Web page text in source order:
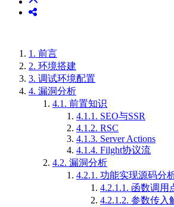
1. 前言
2. 环境搭建
3. 调试环境配置
4. 漏洞分析
4.1. 前置知识
4.1.1. SEO与SSR
4.1.2. RSC
4.1.3. Server Actions
4.1.4. Filght协议流
4.2. 漏洞分析
4.2.1. 功能实现源码分
4.2.1.1. 函数调用
4.2.1.2. 参数传入